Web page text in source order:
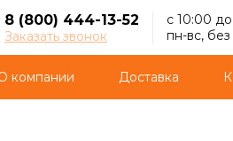
8 (800) 444-13-52
Заказать звонок
с 10:00
пн-вс,
компании Доставка